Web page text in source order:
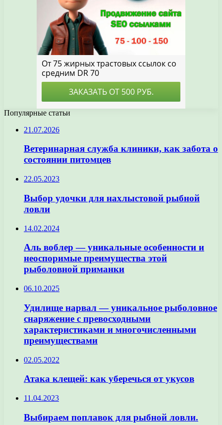
Популярные статьи
21.07.2026
Ветеринарная служба клиники, как забота о
состоянии питомцев
22.05.2023
Выбор удочки для нахлыстовой рыбной
ловли
14.02.2024
Аль воблер — уникальные особенности и
неоспоримые преимущества этой
рыболовной приманки
06.10.2025
Удилище нарвал — уникальное рыболовное
снаряжение с превосходными
характеристиками и многочисленными
преимуществами
02.05.2022
Атака клещей: как уберечься от укусов
11.04.2023
Выбираем поплавок для рыбной ловли.